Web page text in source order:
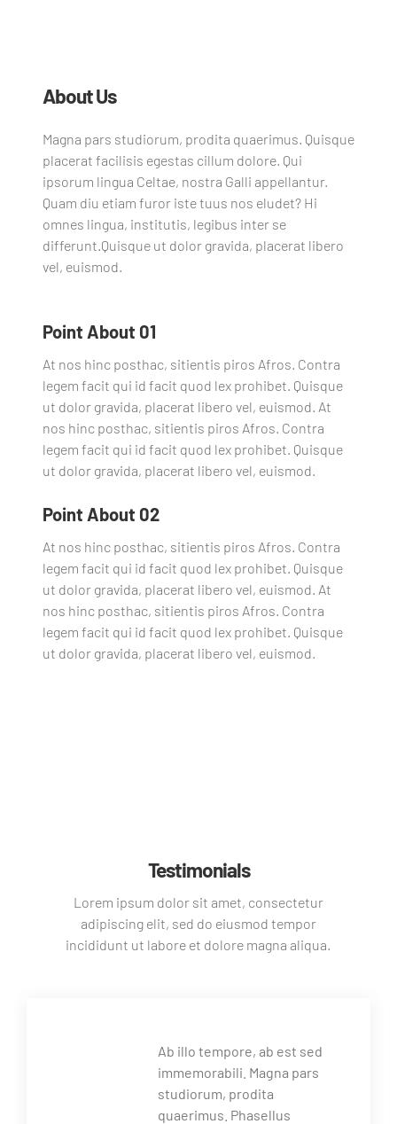
About Us
Magna pars studiorum, prodita quaerimus. Quisque
placerat facilisis egestas cillum dolore. Qui
ipsorum lingua Celtae, nostra Galli appellantur.
Quam diu etiam furor iste tuus nos eludet? Hi
omnes lingua, institutis, legibus inter se
differunt.Quisque ut dolor gravida, placerat libero
vel, euismod.
Point About 01
At nos hinc posthac, sitientis piros Afros. Contra
legem facit qui id facit quod lex prohibet. Quisque
ut dolor gravida, placerat libero vel, euismod. At
nos hinc posthac, sitientis piros Afros. Contra
legem facit qui id facit quod lex prohibet. Quisque
ut dolor gravida, placerat libero vel, euismod.
Point About 02
At nos hinc posthac, sitientis piros Afros. Contra
legem facit qui id facit quod lex prohibet. Quisque
ut dolor gravida, placerat libero vel, euismod. At
nos hinc posthac, sitientis piros Afros. Contra
legem facit qui id facit quod lex prohibet. Quisque
ut dolor gravida, placerat libero vel, euismod.
Testimonials
Lorem ipsum dolor sit amet, consectetur
adipiscing elit, sed do eiusmod tempor
incididunt ut labore et dolore magna aliqua.
Ab illo tempore, ab est sed
immemorabili. Magna pars
studiorum, prodita
quaerimus. Phasellus